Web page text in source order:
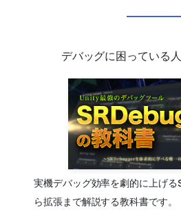
デバッグに困っている
実機デバッグ効率を劇的に上げ
ら拡張まで解説する教科書です。